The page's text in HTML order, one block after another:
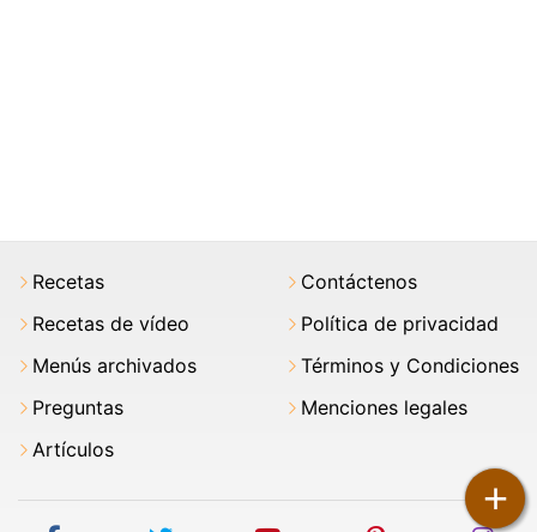
+
Recetas
Recetas de vídeo
Menús archivados
Preguntas
Artículos
Contáctenos
Política de privacidad
Términos y Condiciones
Menciones legales